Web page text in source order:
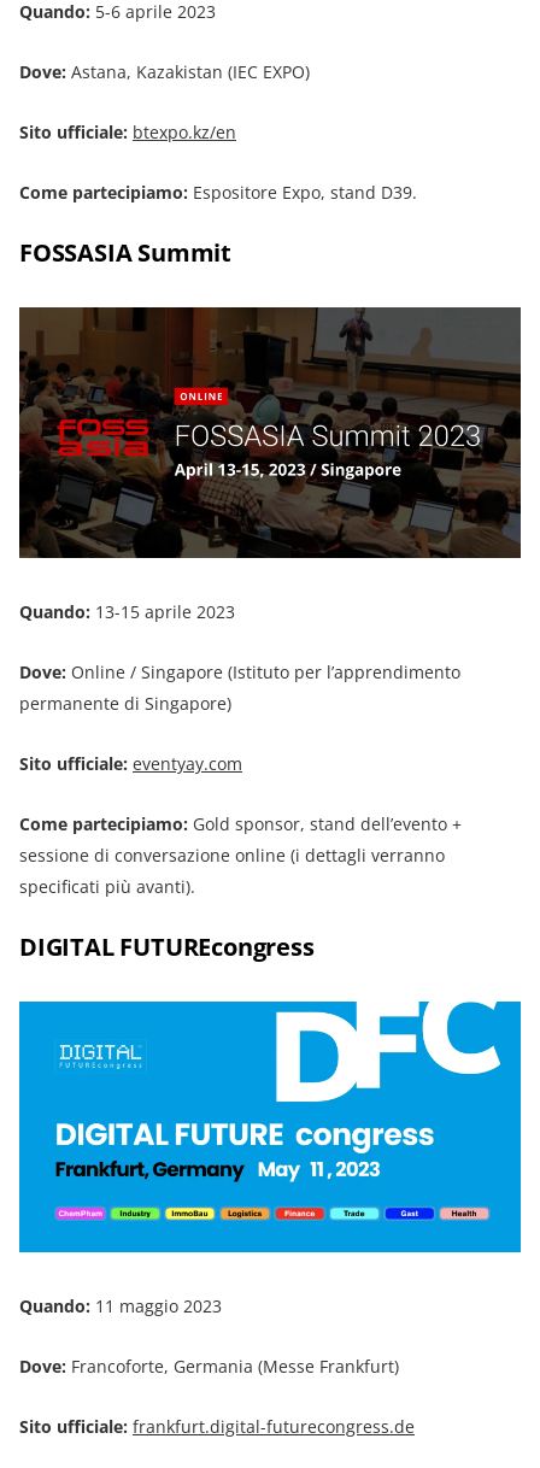
Quando: 5-6 aprile 2023
Dove: Astana, Kazakistan (IEC EXPO)
Sito ufficiale: btexpo.kz/en
Come partecipiamo: Espositore Expo, stand D39.
FOSSASIA Summit
Quando: 13-15 aprile 2023
Dove: Online / Singapore (Istituto per l’apprendimento
permanente di Singapore)
Sito ufficiale: eventyay.com
Come partecipiamo: Gold sponsor, stand dell’evento +
sessione di conversazione online (i dettagli verranno
specificati più avanti).
DIGITAL FUTUREcongress
Quando: 11 maggio 2023
Dove: Francoforte, Germania (Messe Frankfurt)
Sito ufficiale: frankfurt.digital-futurecongress.de